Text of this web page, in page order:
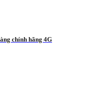
chính hãng 4G